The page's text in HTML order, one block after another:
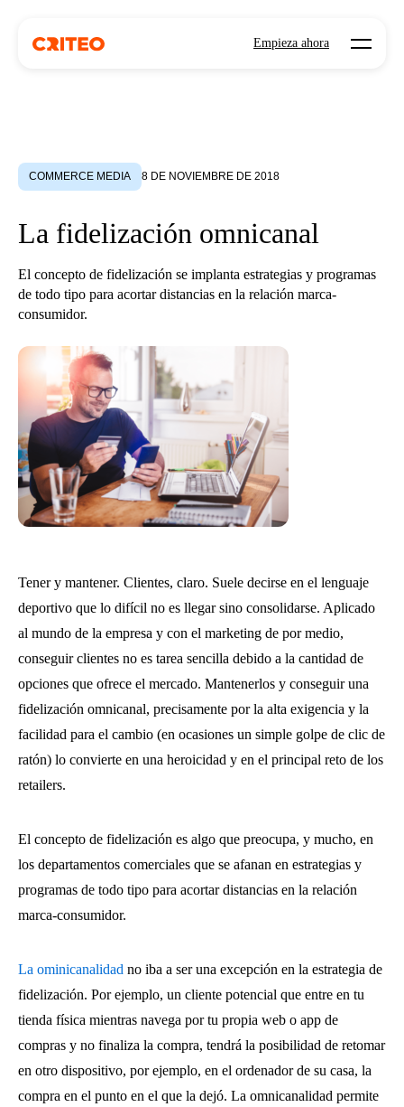
Empieza ahora Open
COMMERCE MEDIA 8 DE NOVIEMBRE DE 2018
La fidelización omnicanal
El concepto de fidelización se implanta estrategias y programas
de todo tipo para acortar distancias en la relación marca-
consumidor.
Tener y mantener. Clientes, claro. Suele decirse en el lenguaje
deportivo que lo difícil no es llegar sino consolidarse. Aplicado
al mundo de la empresa y con el marketing de por medio,
conseguir clientes no es tarea sencilla debido a la cantidad de
opciones que ofrece el mercado. Mantenerlos y conseguir una
fidelización omnicanal, precisamente por la alta exigencia y la
facilidad para el cambio (en ocasiones un simple golpe de clic de
ratón) lo convierte en una heroicidad y en el principal reto de los
retailers.
El concepto de fidelización es algo que preocupa, y mucho, en
los departamentos comerciales que se afanan en estrategias y
programas de todo tipo para acortar distancias en la relación
marca-consumidor.
La ominicanalidad no iba a ser una excepción en la estrategia de
fidelización. Por ejemplo, un cliente potencial que entre en tu
tienda física mientras navega por tu propia web o app de
compras y no finaliza la compra, tendrá la posibilidad de retomar
en otro dispositivo, por ejemplo, en el ordenador de su casa, la
compra en el punto en el que la dejó. La omnicanalidad permite